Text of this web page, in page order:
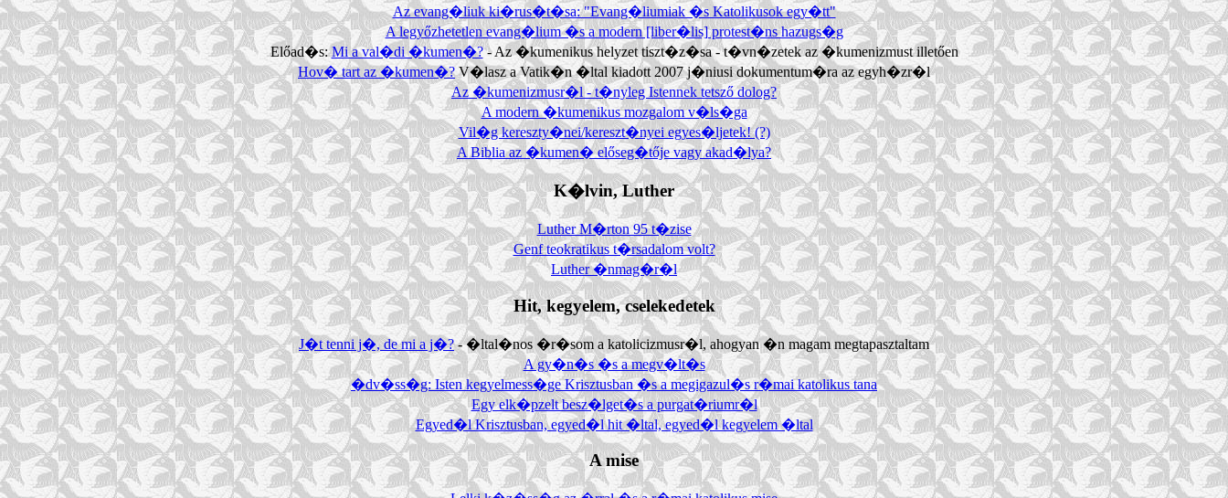
Az evang�liuk ki�rus�t�sa: "Evang�liumiak �s Katolikusok egy�tt"
A legyőzhetetlen evang�lium �s a modern [liber�lis] protest�ns hazugs�g
Előad�s:Mi a val�di �kumen�?- Az �kumenikus helyzet tiszt�z�sa - t�vn�zetek az �kumenizmust illetően
Hov� tart az �kumen�?V�lasz a Vatik�n �ltal kiadott 2007 j�niusi dokumentum�ra az egyh�zr�l
Az �kumenizmusr�l - t�nyleg Istennek tetsző dolog?
A modern �kumenikus mozgalom v�ls�ga
Vil�g kereszty�nei/kereszt�nyei egyes�ljetek! (?)
A Biblia az �kumen� előseg�tője vagy akad�lya?
K�lvin, Luther
Luther M�rton 95 t�zise
Genf teokratikus t�rsadalom volt?
Luther �nmag�r�l
Hit, kegyelem, cselekedetek
J�t tenni j�, de mi a j�?- �ltal�nos �r�som a katolicizmusr�l, ahogyan �n magam megtapasztaltam
A gy�n�s �s a megv�lt�s
�dv�ss�g: Isten kegyelmess�ge Krisztusban �s a megigazul�s r�mai katolikus tana
Egy elk�pzelt besz�lget�s a purgat�riumr�l
Egyed�l Krisztusban, egyed�l hit �ltal, egyed�l kegyelem �ltal
A mise